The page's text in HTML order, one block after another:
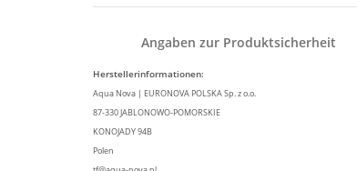
Angaben zur Produktsicherheit
Herstellerinformationen:
Aqua Nova | EURONOVA POLSKA Sp. z o.o.
87-330 JABLONOWO-POMORSKIE
KONOJADY 94B
Polen